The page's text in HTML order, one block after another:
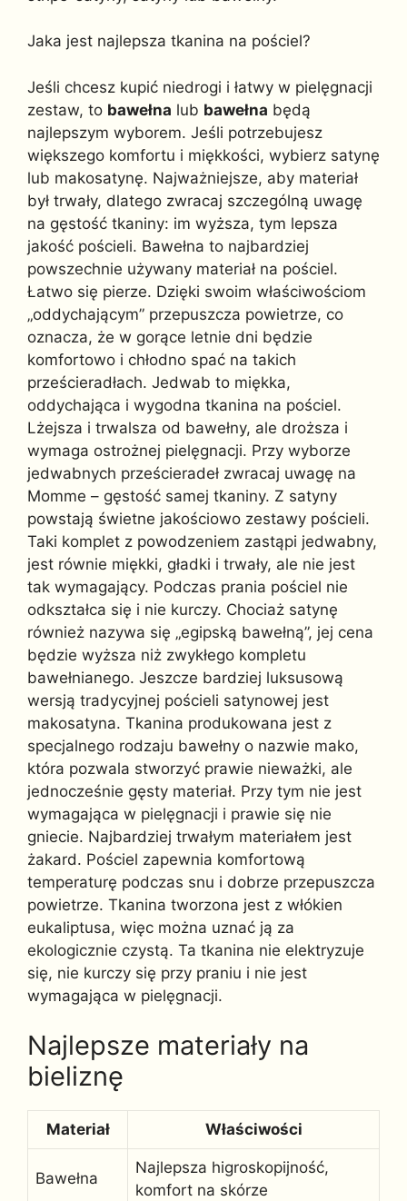
Jaka jest najlepsza tkanina na pościel?
Jeśli chcesz kupić niedrogi i łatwy w pielęgnacji
zestaw, to bawełna lub bawełna będą
najlepszym wyborem. Jeśli potrzebujesz
większego komfortu i miękkości, wybierz satynę
lub makosatynę. Najważniejsze, aby materiał
był trwały, dlatego zwracaj szczególną uwagę
na gęstość tkaniny: im wyższa, tym lepsza
jakość pościeli. Bawełna to najbardziej
powszechnie używany materiał na pościel.
Łatwo się pierze. Dzięki swoim właściwościom
„oddychającym” przepuszcza powietrze, co
oznacza, że w gorące letnie dni będzie
komfortowo i chłodno spać na takich
prześcieradłach. Jedwab to miękka,
oddychająca i wygodna tkanina na pościel.
Lżejsza i trwalsza od bawełny, ale droższa i
wymaga ostrożnej pielęgnacji. Przy wyborze
jedwabnych prześcieradeł zwracaj uwagę na
Momme – gęstość samej tkaniny. Z satyny
powstają świetne jakościowo zestawy pościeli.
Taki komplet z powodzeniem zastąpi jedwabny,
jest równie miękki, gładki i trwały, ale nie jest
tak wymagający. Podczas prania pościel nie
odkształca się i nie kurczy. Chociaż satynę
również nazywa się „egipską bawełną”, jej cena
będzie wyższa niż zwykłego kompletu
bawełnianego. Jeszcze bardziej luksusową
wersją tradycyjnej pościeli satynowej jest
makosatyna. Tkanina produkowana jest z
specjalnego rodzaju bawełny o nazwie mako,
która pozwala stworzyć prawie nieważki, ale
jednocześnie gęsty materiał. Przy tym nie jest
wymagająca w pielęgnacji i prawie się nie
gniecie. Najbardziej trwałym materiałem jest
żakard. Pościel zapewnia komfortową
temperaturę podczas snu i dobrze przepuszcza
powietrze. Tkanina tworzona jest z włókien
eukaliptusa, więc można uznać ją za
ekologicznie czystą. Ta tkanina nie elektryzuje
się, nie kurczy się przy praniu i nie jest
wymagająca w pielęgnacji.
Najlepsze materiały na
bieliznę
Materiał Właściwości
Bawełna
Najlepsza higroskopijność,
komfort na skórze